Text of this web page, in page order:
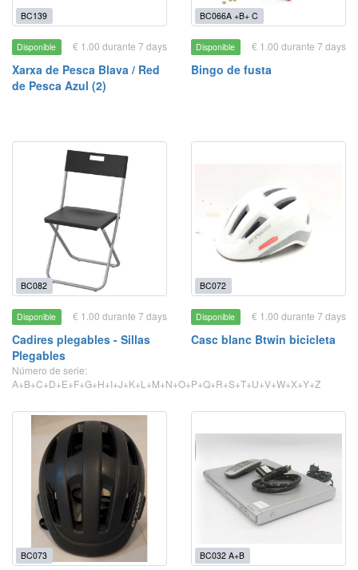
BC139
Disponible € 1.00 durante 7 days
Xarxa de Pesca Blava / Red
de Pesca Azul (2)
BC066A +B+ C
Disponible € 1.00 durante 7 days
Bingo de fusta
BC082
Disponible € 1.00 durante 7 days
Cadires plegables - Sillas
Plegables
Número de serie:
A+B+C+D+E+F+G+H+I+J+K+L+M+N+O+P+Q+R+S+T+U+V+W+X+Y+Z
BC072
Disponible € 1.00 durante 7 days
Casc blanc Btwin bicicleta
BC073 BC032 A+B